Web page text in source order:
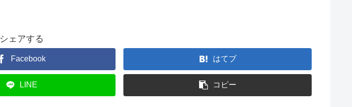
シェアする
Facebook はてブ
LINE コピー